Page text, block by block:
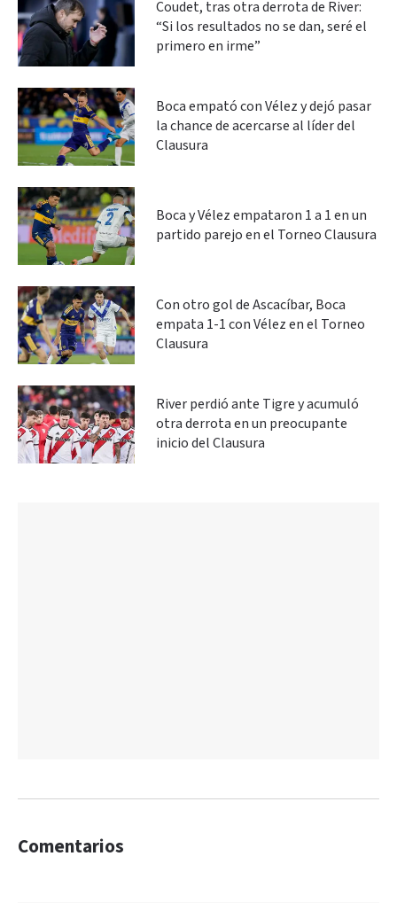
Coudet, tras otra derrota de River:
“Si los resultados no se dan, seré el
primero en irme”
Boca empató con Vélez y dejó pasar
la chance de acercarse al líder del
Clausura
Boca y Vélez empataron 1 a 1 en un
partido parejo en el Torneo Clausura
Con otro gol de Ascacíbar, Boca
empata 1-1 con Vélez en el Torneo
Clausura
River perdió ante Tigre y acumuló
otra derrota en un preocupante
inicio del Clausura
Comentarios